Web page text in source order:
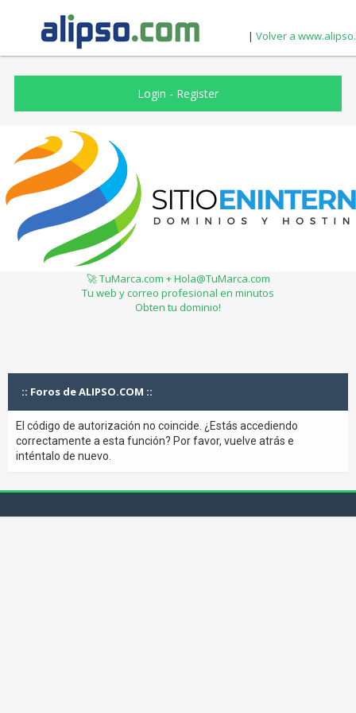
| Volver a
Login - Register
🚀 TuMarca.com + Hola@TuMarca.com
Tu web y correo profesional en minutos
Obten tu dominio!
:: Foros de ALIPSO.COM ::
El código de autorización no coincide. ¿Estás accediendo
correctamente a esta función? Por favor, vuelve atrás e
inténtalo de nuevo.